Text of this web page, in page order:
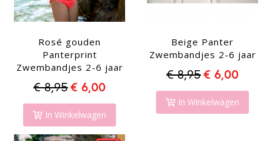
Rosé gouden
Panterprint
Zwembandjes 2-6 jaar
€ 8,95€ 6,00
In Winkelwagen
Beige Panter
Zwembandjes 2-6 jaar
€ 8,95€ 6,00
In Winkelwagen